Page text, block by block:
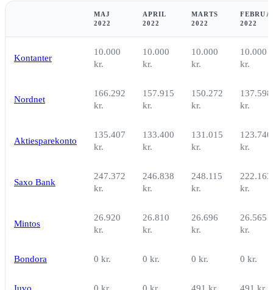
MAJ
2022
APRIL
2022
MARTS
2022
2022
Kontanter
10.000
kr.
10.000
kr.
10.000
kr.
10.000
kr.
Nordnet
166.292
kr.
157.915
kr.
150.272
kr.
137.598
kr.
Aktiesparekonto
135.407
kr.
133.400
kr.
131.015
kr.
123.740
kr.
Saxo Bank
247.372
kr.
246.838
kr.
248.115
kr.
222.163
kr.
Mintos
26.920
kr.
26.810
kr.
26.696
kr.
26.565
kr.
Bondora 0 kr. 0 kr. 0 kr. 0 kr.